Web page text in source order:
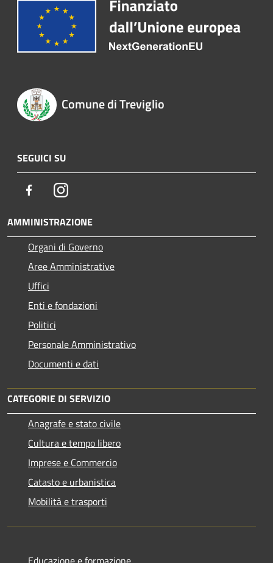
Comune di Treviglio
SEGUICI SU
FacebookInstagram
AMMINISTRAZIONE
Organi di Governo
Aree Amministrative
Uffici
Enti e fondazioni
Politici
Personale Amministrativo
Documenti e dati
CATEGORIE DI SERVIZIO
Anagrafe e stato civile
Cultura e tempo libero
Imprese e Commercio
Catasto e urbanistica
Mobilità e trasporti